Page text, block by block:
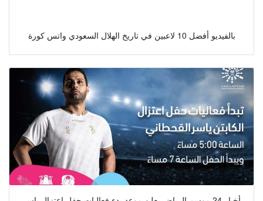
بالفيديو أفضل 10 لاعبين في تاريخ الهلال السعودي واتس كورة